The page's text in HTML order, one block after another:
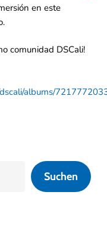
en este
comunidad DSCali!
albums/
Suchen